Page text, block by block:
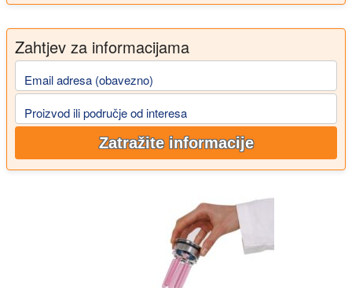
Zahtjev za informacijama
Email adresa (obavezno)
Proizvod ili područje od interesa
Zatražite informacije